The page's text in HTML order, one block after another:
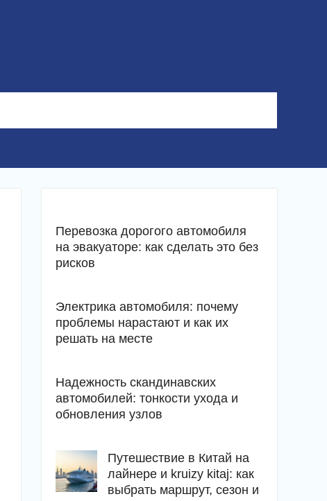
Перевозка дорогого автомобиля
на эвакуаторе: как сделать это без
рисков
Электрика автомобиля: почему
проблемы нарастают и как их
решать на месте
Надежность скандинавских
автомобилей: тонкости ухода и
обновления узлов
Путешествие в Китай на
лайнере и kruizy kitaj: как
выбрать маршрут, сезон и